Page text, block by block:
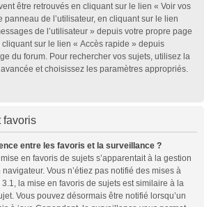
être retrouvés en cliquant sur le lien « Voir vos
panneau de l’utilisateur, en cliquant sur le lien
de l’utilisateur » depuis votre propre page
sur le lien « Accès rapide » depuis
du forum. Pour rechercher vos sujets, utilisez la
et choisissez les paramètres appropriés.
favoris
entre les favoris et la surveillance ?
en favoris de sujets s’apparentait à la gestion
Vous n’étiez pas notifié des mises à
la mise en favoris de sujets est similaire à la
Vous pouvez désormais être notifié lorsqu’un